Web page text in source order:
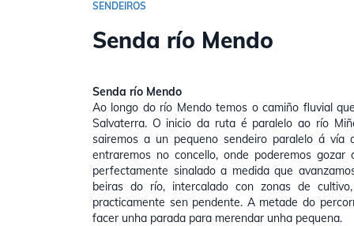
SENDEIROS
Senda río Mendo
Senda río Mendo
Ao longo do río Mendo temos o camiño fluvial
Salvaterra. O inicio da ruta é paralelo ao río
sairemos a un pequeno sendeiro paralelo á
entraremos no concello, onde poderemos
perfectamente sinalado a medida que
beiras do río, intercalado con zonas de
practicamente sen pendente. A metade do
facer unha parada para merendar unha pequena.